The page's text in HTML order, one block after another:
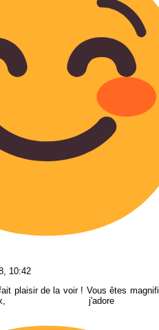
10:42
plaisir de la voir ! Vous êtes